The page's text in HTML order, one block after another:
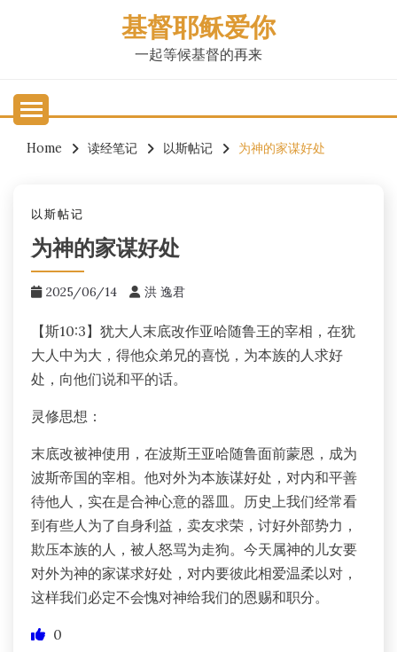
基督耶稣爱你
一起等候基督的再来
Home 读经笔记 以斯帖记 为神的家谋好处
以斯帖记
为神的家谋好处
2025/06/14 洪 逸君
【斯10:3】犹大人末底改作亚哈随鲁王的宰相，在犹
大人中为大，得他众弟兄的喜悦，为本族的人求好
处，向他们说和平的话。
灵修思想：
末底改被神使用，在波斯王亚哈随鲁面前蒙恩，成为
波斯帝国的宰相。他对外为本族谋好处，对内和平善
待他人，实在是合神心意的器皿。历史上我们经常看
到有些人为了自身利益，卖友求荣，讨好外部势力，
欺压本族的人，被人怒骂为走狗。今天属神的儿女要
对外为神的家谋求好处，对内要彼此相爱温柔以对，
这样我们必定不会愧对神给我们的恩赐和职分。
0